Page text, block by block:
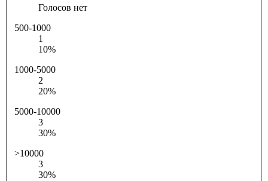
Голосов нет
500-1000
1
10%
1000-5000
2
20%
5000-10000
3
30%
>10000
3
30%